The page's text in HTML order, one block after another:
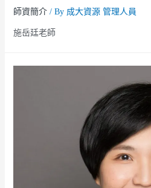
師資簡介/ By 成大資源 管理人員
施岳廷老師